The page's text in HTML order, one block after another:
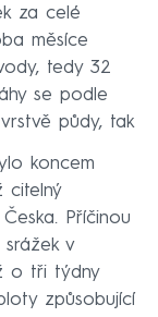
za celé
měsíce
tedy 32
se podle
půdy, tak
koncem
citelný
Příčinou
v
o tři týdny
způsobující